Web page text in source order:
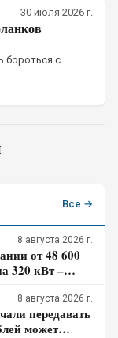
30 июля 2026 г.
бороться с
Все →
8 августа 2026 г.
от 48 600
320 кВт –
8 августа 2026 г.
передавать
может